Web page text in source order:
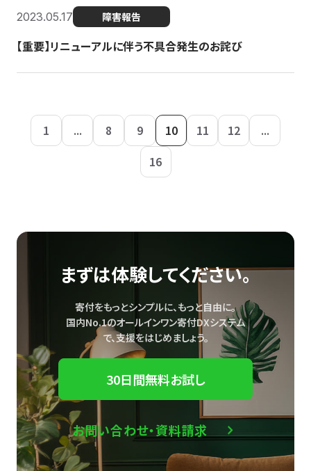
2023.05.17 障害報告
【重要】リニューアルに伴う不具合発生のお詫び
1 ... 8 9 10 11 12
...
16
まずは体験してください。
寄付をもっとシンプルに、もっと自由に。
国内No.1のオールインワン寄付DXシステム
で、支援をはじめましょう。
30日間無料お試し
お問い合わせ・資料請求